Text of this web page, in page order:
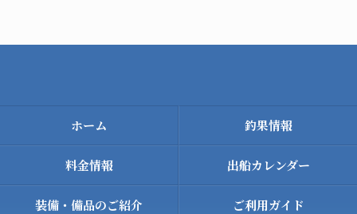
ホーム 釣果情報
料金情報 出船カレンダー
装備・備品のご紹介 ご利用ガイド